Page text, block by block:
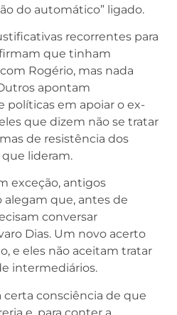
do automático” ligado.
recorrentes para
que tinham
Rogério, mas nada
apontam
políticas em apoiar o ex-
que dizem não se tratar
de resistência dos
lideram.
exceção, antigos
alegam que, antes de
conversar
Dias. Um novo acerto
e eles não aceitam tratar
intermediários.
consciência de que